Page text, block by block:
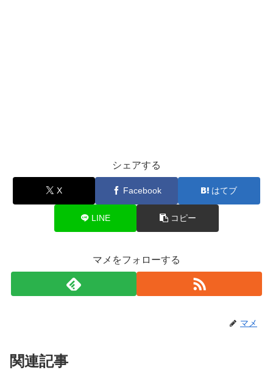
シェアする
X Facebook はてブ
LINE コピー
マメをフォローする
マメ
関連記事